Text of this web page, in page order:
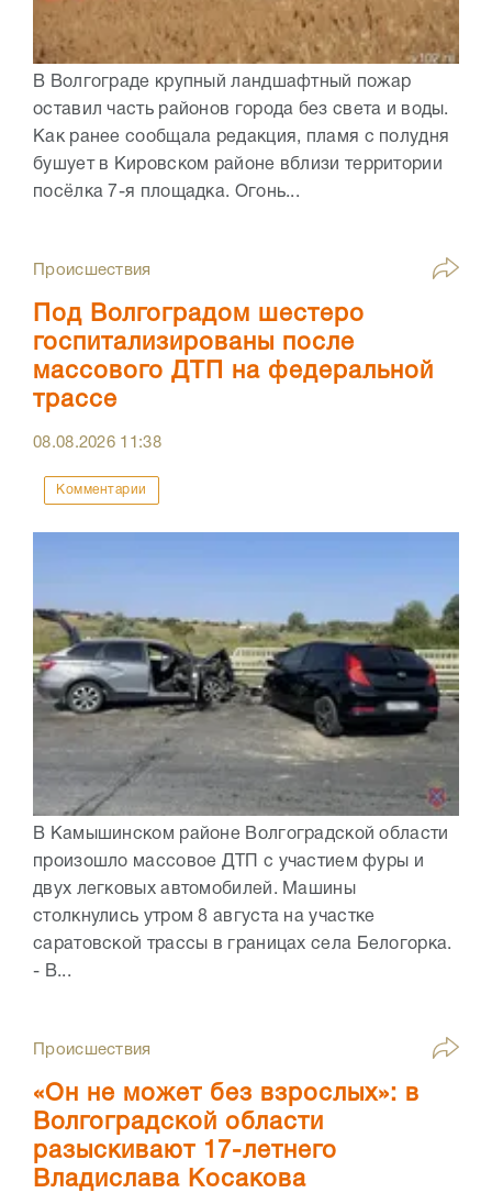
В Волгограде крупный ландшафтный пожар
оставил часть районов города без света и воды.
Как ранее сообщала редакция, пламя с полудня
бушует в Кировском районе вблизи территории
посёлка 7-я площадка. Огонь...
Происшествия
Под Волгоградом шестеро
госпитализированы после
массового ДТП на федеральной
трассе
08.08.2026 11:38
Комментарии
В Камышинском районе Волгоградской области
произошло массовое ДТП с участием фуры и
двух легковых автомобилей. Машины
столкнулись утром 8 августа на участке
саратовской трассы в границах села Белогорка.
- В...
Происшествия
«Он не может без взрослых»: в
Волгоградской области
разыскивают 17-летнего
Владислава Косакова